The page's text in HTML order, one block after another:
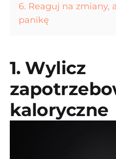
6. Reaguj na zmiany,
panikę
1. Wylicz
kaloryczne